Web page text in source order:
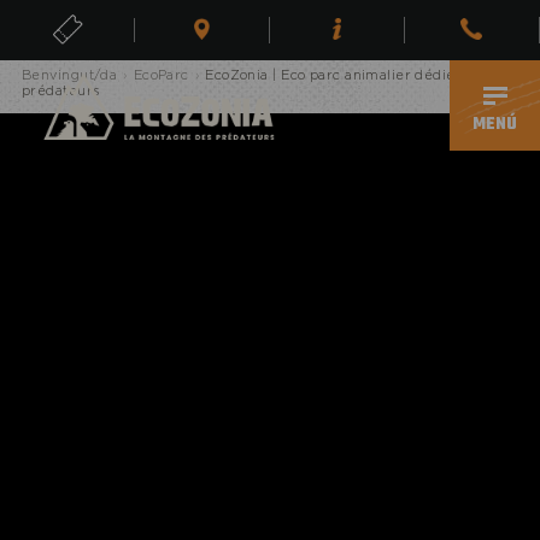
MENÚ
ENTRADES
Erreur, page inexistante
Benvingut/da › EcoParc ›
EcoZonia | Eco parc animalier dédié aux
prédateurs